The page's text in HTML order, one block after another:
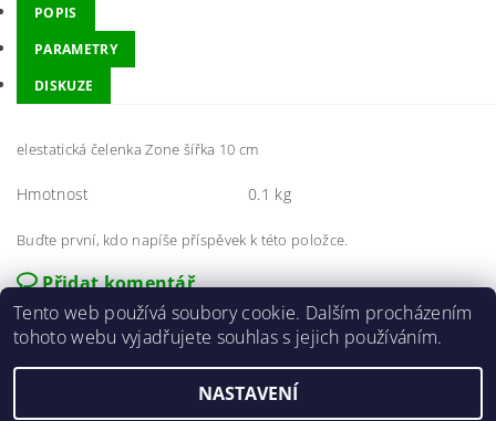
POPIS
PARAMETRY
DISKUZE
elestatická čelenka Zone šířka 10 cm
Hmotnost 0.1 kg
Buďte první, kdo napíše příspěvek k této položce.
Přidat komentář
Tento web používá soubory cookie. Dalším procházením
tohoto webu vyjadřujete souhlas s jejich používáním.
NASTAVENÍ